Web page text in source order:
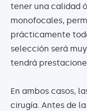
tener una calidad
monofocales,
prácticamente
selección será
tendrá
En ambos casos,
cirugía. Antes de